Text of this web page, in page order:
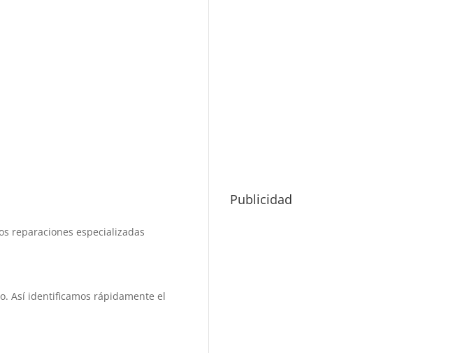
reparaciones especializadas
Así identificamos rápidamente el
Publicidad